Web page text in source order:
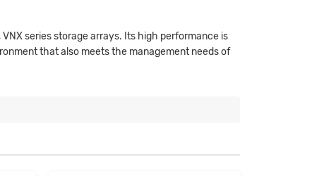
series storage arrays. Its high performance is
that also meets the management needs of